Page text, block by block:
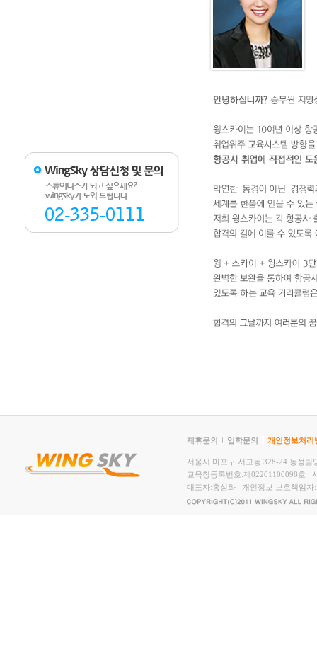
제휴문의 입학문의 개인정보처리
서울시 마포구 서교동 328-24 동성
교육청등록번호:제02201100098호
대표자:홍성화 개인정보 보호책임자